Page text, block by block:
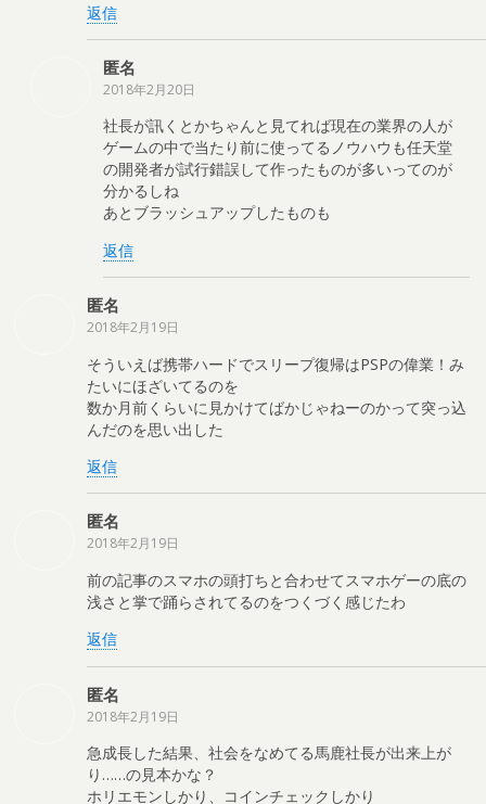
返信
匿名
2018年2月20日
社長が訊くとかちゃんと見てれば現在の業界の人が
ゲームの中で当たり前に使ってるノウハウも任天堂
の開発者が試行錯誤して作ったものが多いってのが
分かるしね
あとブラッシュアップしたものも
返信
匿名
2018年2月19日
そういえば携帯ハードでスリープ復帰はPSPの偉業！み
たいにほざいてるのを
数か月前くらいに見かけてばかじゃねーのかって突っ込
んだのを思い出した
返信
匿名
2018年2月19日
前の記事のスマホの頭打ちと合わせてスマホゲーの底の
浅さと掌で踊らされてるのをつくづく感じたわ
返信
匿名
2018年2月19日
急成長した結果、社会をなめてる馬鹿社長が出来上が
り……の見本かな？
ホリエモンしかり、コインチェックしかり